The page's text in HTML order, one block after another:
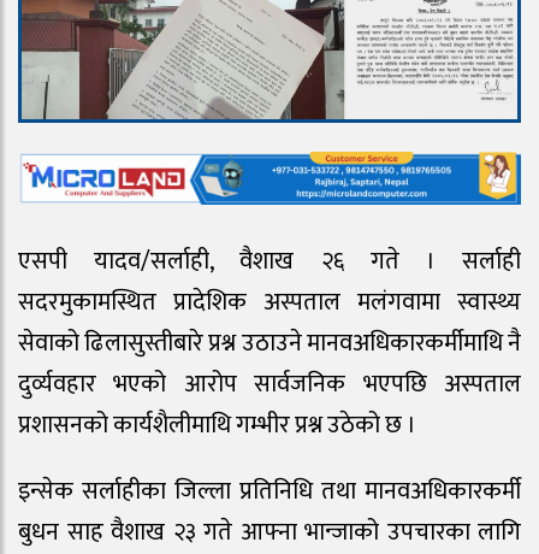
एसपी यादव/सर्लाही, वैशाख २६ गते । सर्लाही
सदरमुकामस्थित प्रादेशिक अस्पताल मलंगवामा स्वास्थ्य
सेवाको ढिलासुस्तीबारे प्रश्न उठाउने मानवअधिकारकर्मीमाथि नै
दुर्व्यवहार भएको आरोप सार्वजनिक भएपछि अस्पताल
प्रशासनको कार्यशैलीमाथि गम्भीर प्रश्न उठेको छ ।
इन्सेक सर्लाहीका जिल्ला प्रतिनिधि तथा मानवअधिकारकर्मी
बुधन साह वैशाख २३ गते आफ्ना भान्जाको उपचारका लागि